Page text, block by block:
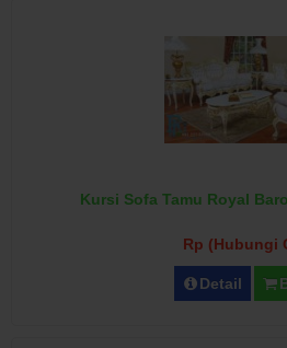
Kursi Sofa Tamu Royal
Rp (Hubungi
Detail